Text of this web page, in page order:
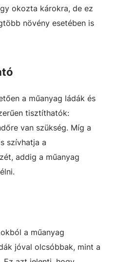
okozta károkra, de ez
növény esetében is
a műanyag ládák és
tisztíthatók:
van szükség. Míg a
szívhatja a
addig a műanyag
a műanyag
jóval olcsóbbak, mint a